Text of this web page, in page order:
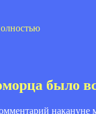
было
накануне